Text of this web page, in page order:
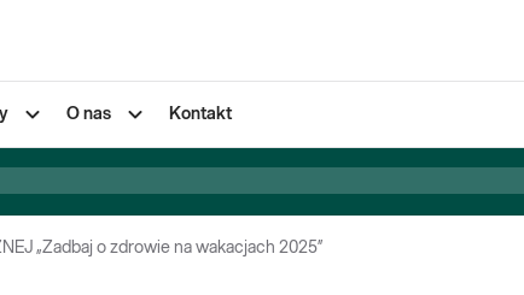
O nas Kontakt
„Zadbaj o zdrowie na wakacjach 2025”